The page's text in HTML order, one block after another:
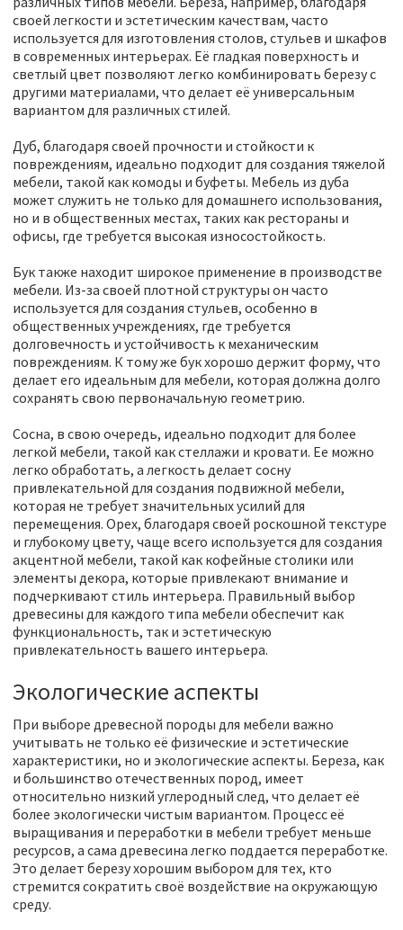
своей легкости и эстетическим качествам, часто
используется для изготовления столов, стульев и шкафов
в современных интерьерах. Её гладкая поверхность и
светлый цвет позволяют легко комбинировать березу с
другими материалами, что делает её универсальным
вариантом для различных стилей.
Дуб, благодаря своей прочности и стойкости к
повреждениям, идеально подходит для создания тяжелой
мебели, такой как комоды и буфеты. Мебель из дуба
может служить не только для домашнего использования,
но и в общественных местах, таких как рестораны и
офисы, где требуется высокая износостойкость.
Бук также находит широкое применение в производстве
мебели. Из-за своей плотной структуры он часто
используется для создания стульев, особенно в
общественных учреждениях, где требуется
долговечность и устойчивость к механическим
повреждениям. К тому же бук хорошо держит форму, что
делает его идеальным для мебели, которая должна долго
сохранять свою первоначальную геометрию.
Сосна, в свою очередь, идеально подходит для более
легкой мебели, такой как стеллажи и кровати. Ее можно
легко обработать, а легкость делает сосну
привлекательной для создания подвижной мебели,
которая не требует значительных усилий для
перемещения. Орех, благодаря своей роскошной текстуре
и глубокому цвету, чаще всего используется для создания
акцентной мебели, такой как кофейные столики или
элементы декора, которые привлекают внимание и
подчеркивают стиль интерьера. Правильный выбор
древесины для каждого типа мебели обеспечит как
функциональность, так и эстетическую
привлекательность вашего интерьера.
Экологические аспекты
При выборе древесной породы для мебели важно
учитывать не только её физические и эстетические
характеристики, но и экологические аспекты. Береза, как
и большинство отечественных пород, имеет
относительно низкий углеродный след, что делает её
более экологически чистым вариантом. Процесс её
выращивания и переработки в мебели требует меньше
ресурсов, а сама древесина легко поддается переработке.
Это делает березу хорошим выбором для тех, кто
стремится сократить своё воздействие на окружающую
среду.